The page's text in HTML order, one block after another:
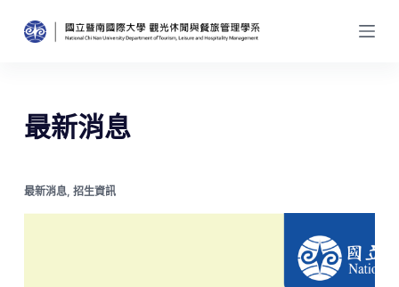
跳
至
內
容
最新消息
最新消息, 招生資訊